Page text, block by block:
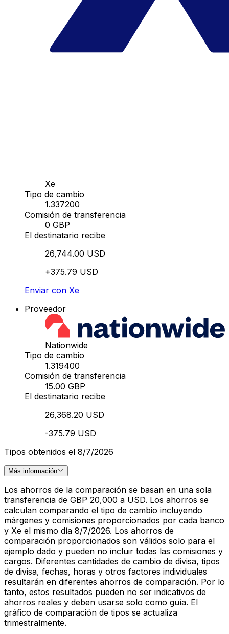
Xe
Tipo de cambio
1.337200
Comisión de transferencia
0 GBP
El destinatario recibe
26,744.00 USD
+375.79 USD
Enviar con Xe
Proveedor
Nationwide
Tipo de cambio
1.319400
Comisión de transferencia
15.00 GBP
El destinatario recibe
26,368.20 USD
-375.79 USD
Tipos obtenidos el 8/7/2026
Más información
Los ahorros de la comparación se basan en una sola
transferencia de GBP 20,000 a USD. Los ahorros se
calculan comparando el tipo de cambio incluyendo
márgenes y comisiones proporcionados por cada banco
y Xe el mismo día 8/7/2026. Los ahorros de
comparación proporcionados son válidos solo para el
ejemplo dado y pueden no incluir todas las comisiones y
cargos. Diferentes cantidades de cambio de divisa, tipos
de divisa, fechas, horas y otros factores individuales
resultarán en diferentes ahorros de comparación. Por lo
tanto, estos resultados pueden no ser indicativos de
ahorros reales y deben usarse solo como guía. El
gráfico de comparación de tipos se actualiza
trimestralmente.